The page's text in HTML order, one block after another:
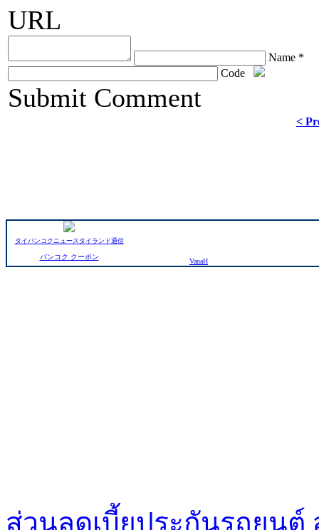
URL
Name *
Code
Submit Comment
<
タイバンコクニュースタイランド通信
バンコク クーポン
VanaH
ส่วนลดเบี้ยประกันรถยนต์